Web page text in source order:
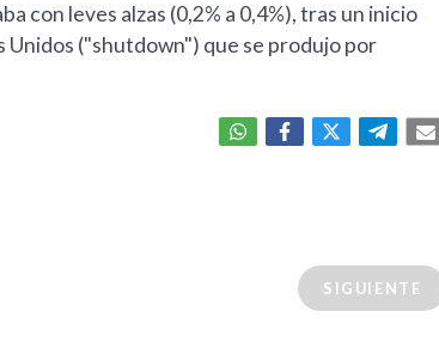
con leves alzas (0,2% a 0,4%), tras un inicio
("shutdown") que se produjo por
SIGUIENTE